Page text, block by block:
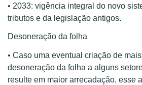
• 2033: vigência integral do novo
tributos e da legislação antigos.
Desoneração da folha
• Caso uma eventual criação de
desoneração da folha a alguns
resulte em maior arrecadação, esse